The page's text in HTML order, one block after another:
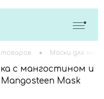
товаров • Маски для лица
с мангостином и
Mask